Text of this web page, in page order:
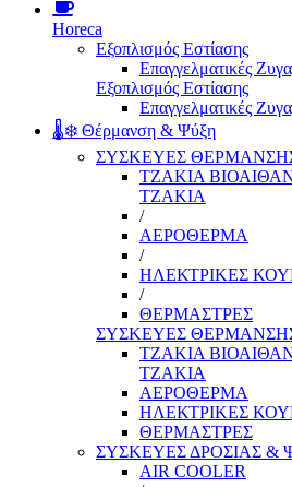
Horeca
Εξοπλισμός Εστίασης
Επαγγελματικές
Εξοπλισμός Εστίασης
Επαγγελματικές
🌡️❄️ Θέρμανση & Ψύξη
ΣΥΣΚΕΥΕΣ
ΤΖΑΚΙΑ
ΤΖΑΚΙΑ
/
ΑΕΡΟΘΕΡΜΑ
/
ΗΛΕΚΤΡΙΚΕΣ
/
ΘΕΡΜΑΣΤΡΕΣ
ΣΥΣΚΕΥΕΣ
ΤΖΑΚΙΑ
ΤΖΑΚΙΑ
ΑΕΡΟΘΕΡΜΑ
ΗΛΕΚΤΡΙΚΕΣ
ΘΕΡΜΑΣΤΡΕΣ
ΣΥΣΚΕΥΕΣ ΔΡΟΣΙΑΣ &
AIR COOLER